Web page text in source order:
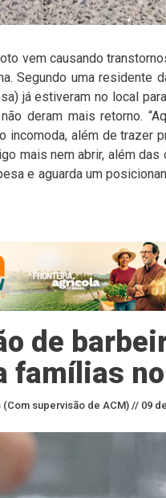
vem causando
Segundo uma residente
já estiveram no local
deram mais retorno.
incomoda, além de trazer
mais nem abrir, além das
e aguarda um
de
famílias
supervisão de ACM) // 09